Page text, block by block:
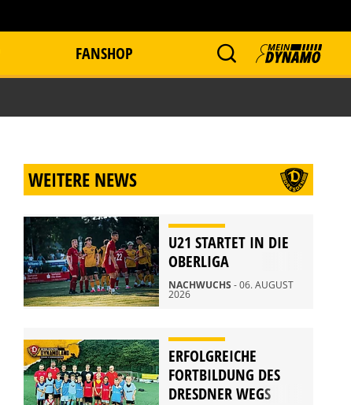
FANSHOP
WEITERE NEWS
U21 STARTET IN DIE
OBERLIGA
NACHWUCHS - 06. AUGUST
2026
ERFOLGREICHE
FORTBILDUNG DES
DRESDNER WEGS